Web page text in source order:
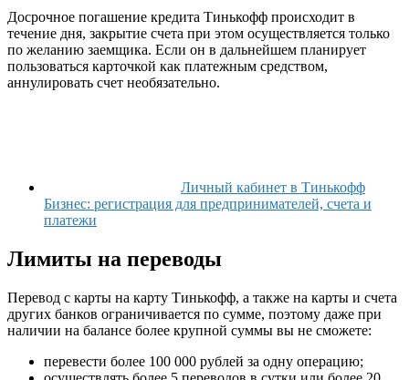
Досрочное погашение кредита Тинькофф происходит в
течение дня, закрытие счета при этом осуществляется только
по желанию заемщика. Если он в дальнейшем планирует
пользоваться карточкой как платежным средством,
аннулировать счет необязательно.
Личный кабинет в Тинькофф
Бизнес: регистрация для предпринимателей, счета и
платежи
Лимиты на переводы
Перевод с карты на карту Тинькофф, а также на карты и счета
других банков ограничивается по сумме, поэтому даже при
наличии на балансе более крупной суммы вы не сможете:
перевести более 100 000 рублей за одну операцию;